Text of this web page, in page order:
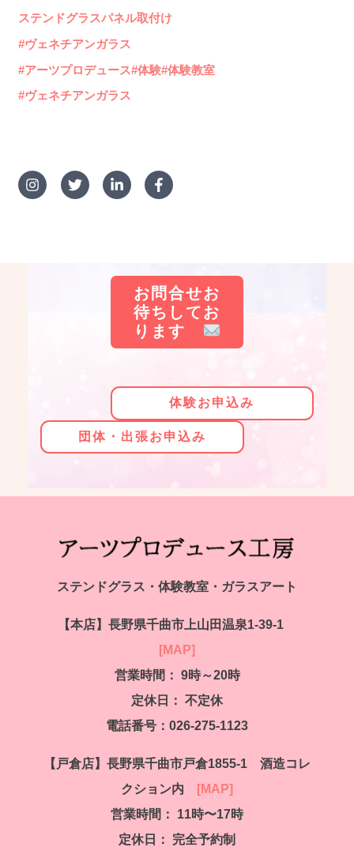
ステンドグラスパネル取付け
#ヴェネチアンガラス
#アーツプロデュース#体験#体験教室
#ヴェネチアンガラス
お問合せお
待ちしてお
ります
体験お申込み
団体・出張お申込み
ステンドグラス・体験教室・ガラスアート
【本店】 長野県千曲市上山田温泉1-39-1
[MAP]
営業時間： 9時～20時
定休日： 不定休
電話番号：026-275-1123
【戸倉店】 長野県千曲市戸倉1855-1 酒造コレ
クション内
[MAP]
営業時間： 11時〜17時
定休日： 完全予約制